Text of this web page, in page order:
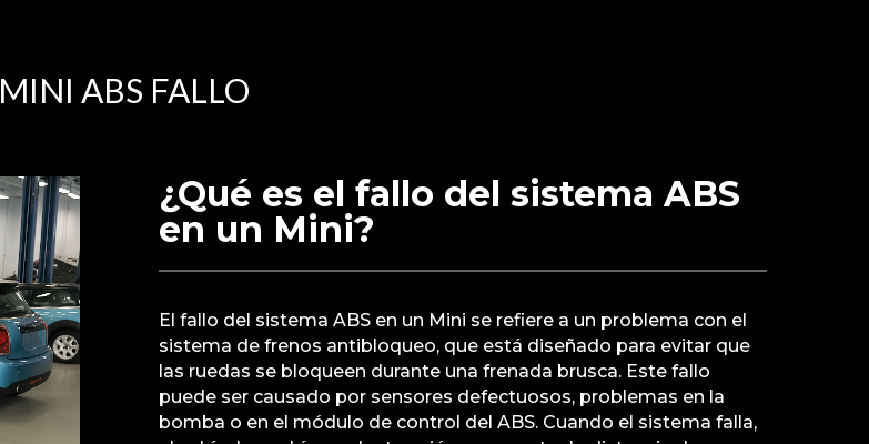
MINI ABS FALLO
¿Qué es el fallo del sistema ABS
en un Mini?
El fallo del sistema ABS en un Mini se refiere a un problema con el
sistema de frenos antibloqueo, que está diseñado para evitar que
las ruedas se bloqueen durante una frenada brusca. Este fallo
puede ser causado por sensores defectuosos, problemas en la
bomba o en el módulo de control del ABS. Cuando el sistema falla,